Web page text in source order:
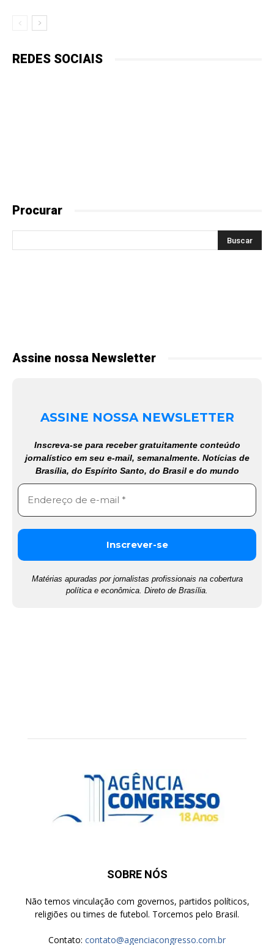
REDES SOCIAIS
Procurar
Assine nossa Newsletter
ASSINE NOSSA NEWSLETTER
Inscreva-se para receber gratuitamente conteúdo
jornalístico em seu e-mail, semanalmente. Notícias de
Brasília, do Espírito Santo, do Brasil e do mundo
Matérias apuradas por jornalistas profissionais na cobertura
política e econômica. Direto de Brasília.
SOBRE NÓS
Não temos vinculação com governos, partidos políticos,
religiões ou times de futebol. Torcemos pelo Brasil.
Contato: contato@agenciacongresso.com.br